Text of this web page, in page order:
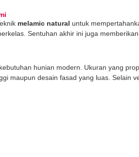
melamic natural untuk
Sentuhan akhir ini juga
hunian modern. Ukuran yang
maupun desain fasad yang luas. Selain